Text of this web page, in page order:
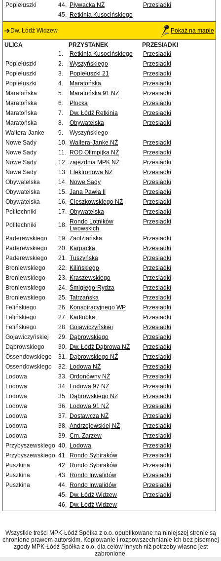
Popiełuszki
44. Pływacka NŻ
Przesiadki
45. Retkinia Kusocińskiego
Dw. Łódź Widzew Pokaż na mapie
ULICA PRZYSTANEK
PRZESIADKI
1.
Retkinia Kusocińskiego
Przesiadki
Popiełuszki
2. Wyszyńskiego
Przesiadki
Popiełuszki
3. Popiełuszki 21
Przesiadki
Popiełuszki
4. Maratońska
Przesiadki
Maratońska
5. Maratońska 91 NŻ
Przesiadki
Maratońska
6. Plocka
Przesiadki
Maratońska
7. Dw. Łódź Retkinia
Przesiadki
Maratońska
8. Obywatelska
Przesiadki
Waltera-Janke
9.
Wyszyńskiego
Nowe Sady
10. Waltera-Janke NŻ
Przesiadki
Nowe Sady
11. ROD Olimpijka NŻ
Przesiadki
Nowe Sady
12. zajezdnia MPK NŻ
Przesiadki
Nowe Sady
13. Elektronowa NŻ
Przesiadki
Obywatelska
14. Nowe Sady
Przesiadki
Obywatelska
15. Jana Pawła II
Przesiadki
Obywatelska
16. Cieszkowskiego NŻ
Przesiadki
Politechniki
17. Obywatelska
Przesiadki
Politechniki
18. Rondo Lotników
Lwowskich
Przesiadki
Paderewskiego 19. Zaolziańska
Przesiadki
Paderewskiego
20. Karpacka
Przesiadki
Paderewskiego
21. Tuszyńska
Przesiadki
Broniewskiego
22. Kilińskiego
Przesiadki
Broniewskiego
23. Kraszewskiego
Przesiadki
Broniewskiego
24. Śmigłego-Rydza
Przesiadki
Broniewskiego
25. Tatrzańska
Przesiadki
Felińskiego
26. Konspiracyjnego WP
Przesiadki
Felińskiego
27. Kadłubka
Przesiadki
Felińskiego
28. Gojawiczyńskiej
Przesiadki
Gojawiczyńskiej
29. Dąbrowskiego
Przesiadki
Dąbrowskiego
30. Dw. Łódź Dąbrowa NŻ
Przesiadki
Ossendowskiego
31. Dąbrowskiego NŻ
Przesiadki
Ossendowskiego
32. Lodowa NŻ
Przesiadki
Lodowa
33. Ordonówny NŻ
Przesiadki
Lodowa
34. Lodowa 97 NŻ
Przesiadki
Lodowa
35. Dąbrowskiego NŻ
Przesiadki
Lodowa
36. Lodowa 91 NŻ
Przesiadki
Lodowa
37. Dostawcza NŻ
Przesiadki
Lodowa
38. Andrzejewskiej NŻ
Przesiadki
Lodowa
39. Cm. Zarzew
Przesiadki
Przybyszewskiego 40. Lodowa
Przesiadki
Przybyszewskiego 41. Rondo Sybiraków
Przesiadki
Puszkina
42. Rondo Sybiraków
Przesiadki
Puszkina
43. Rondo Inwalidów
Przesiadki
Puszkina
44. Rondo Inwalidów
Przesiadki
45. Dw. Łódź Widzew
Przesiadki
46. Dw. Łódź Widzew
Wszystkie treści MPK-Łódź Spółka z o.o. opublikowane na niniejszej stronie są
chronione prawem autorskim. Kopiowanie i rozpowszechnianie ich bez pisemnej
zgody MPK-Łódź Spółka z o.o. dla celów innych niż potrzeby własne jest
zabronione.